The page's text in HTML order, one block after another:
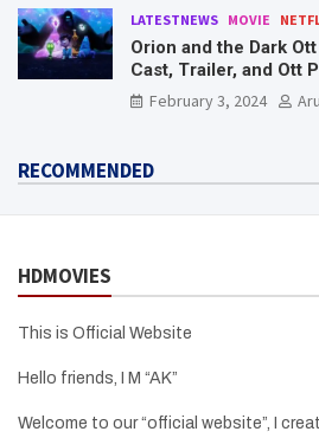
LATESTNEWS MOVIE
Orion and the Dark
Cast, Trailer, and Ott
Need To Know Here
February 3, 2024
RECOMMENDED
HDMOVIES
This is Official Website
Hello friends, I M “AK”
Welcome to our “official website”, I